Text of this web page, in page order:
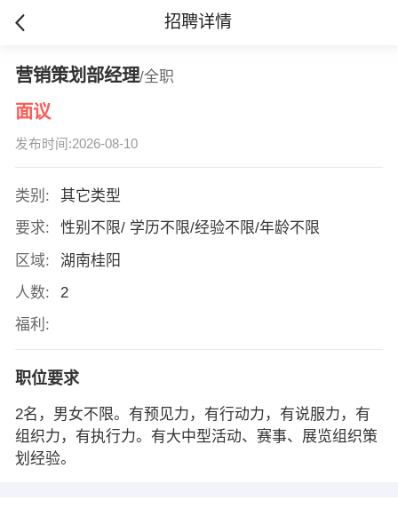
招聘详情
营销策划部经理/全职
面议
发布时间:2026-08-10
类别:
其它类型
要求:
性别不限/ 学历不限/经验不限/年龄不限
区域:
湖南桂阳
人数:
2
福利:
职位要求
2名，男女不限。有预见力，有行动力，有说服力，有
组织力，有执行力。有大中型活动、赛事、展览组织策
划经验。